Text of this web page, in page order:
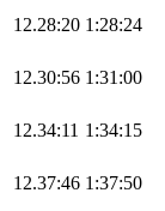
12.28:20 1:28:24
12.30:56 1:31:00
12.34:11 1:34:15
12.37:46 1:37:50